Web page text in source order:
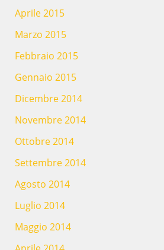
Aprile 2015
Marzo 2015
Febbraio 2015
Gennaio 2015
Dicembre 2014
Novembre 2014
Ottobre 2014
Settembre 2014
Agosto 2014
Luglio 2014
Maggio 2014